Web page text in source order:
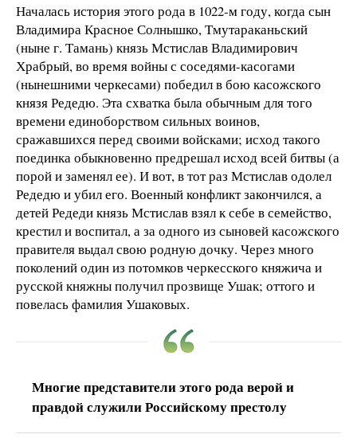
Началась история этого рода в 1022-м году, когда сын
Владимира Красное Солнышко, Тмутараканьский
(ныне г. Тамань) князь Мстислав Владимирович
Храбрый, во время войны с соседями-касогами
(нынешними черкесами) победил в бою касожского
князя Редедю. Эта схватка была обычным для того
времени единоборством сильных воинов,
сражавшихся перед своими войсками; исход такого
поединка обыкновенно предрешал исход всей битвы (а
порой и заменял ее). И вот, в тот раз Мстислав одолел
Редедю и убил его. Военный конфликт закончился, а
детей Редеди князь Мстислав взял к себе в семейство,
крестил и воспитал, а за одного из сыновей касожского
правителя выдал свою родную дочку. Через много
поколений один из потомков черкесского княжича и
русской княжны получил прозвище Ушак; оттого и
повелась фамилия Ушаковых.
Многие представители этого рода верой и
правдой служили Российскому престолу